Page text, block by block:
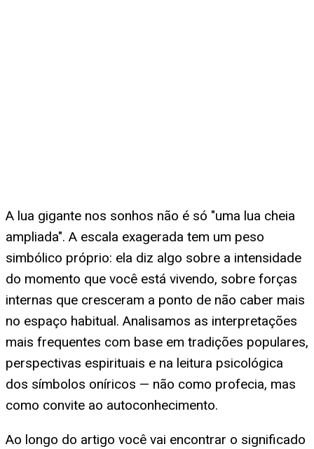
A lua gigante nos sonhos não é só "uma lua cheia
ampliada". A escala exagerada tem um peso
simbólico próprio: ela diz algo sobre a intensidade
do momento que você está vivendo, sobre forças
internas que cresceram a ponto de não caber mais
no espaço habitual. Analisamos as interpretações
mais frequentes com base em tradições populares,
perspectivas espirituais e na leitura psicológica
dos símbolos oníricos — não como profecia, mas
como convite ao autoconhecimento.
Ao longo do artigo você vai encontrar o significado